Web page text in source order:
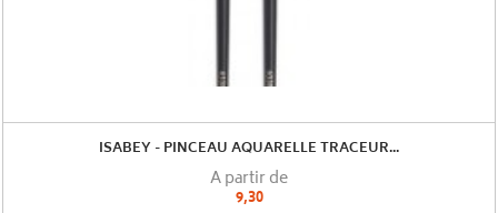
ISABEY - PINCEAU AQUARELLE TRACEUR...
A partir de
9,30